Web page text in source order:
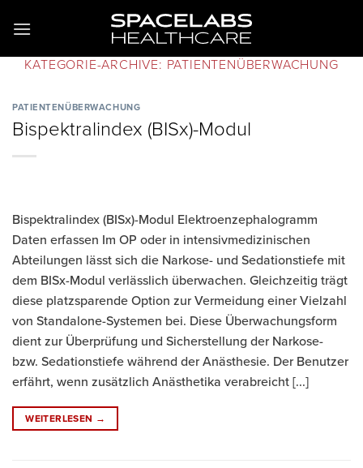
Inhalt
KATEGORIE-ARCHIVE: PATIENTENÜBERWACHUNG
PATIENTENÜBERWACHUNG
Bispektralindex (BISx)-Modul
Bispektralindex (BISx)-Modul Elektroenzephalogramm
Daten erfassen Im OP oder in intensivmedizinischen
Abteilungen lässt sich die Narkose- und Sedationstiefe mit
dem BISx-Modul verlässlich überwachen. Gleichzeitig trägt
diese platzsparende Option zur Vermeidung einer Vielzahl
von Standalone-Systemen bei. Diese Überwachungsform
dient zur Überprüfung und Sicherstellung der Narkose-
bzw. Sedationstiefe während der Anästhesie. Der Benutzer
erfährt, wenn zusätzlich Anästhetika verabreicht [...]
WEITERLESEN →